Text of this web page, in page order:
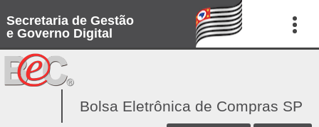
Secretaria de Gestão
e Governo Digital
Bolsa Eletrônica de Compras SP